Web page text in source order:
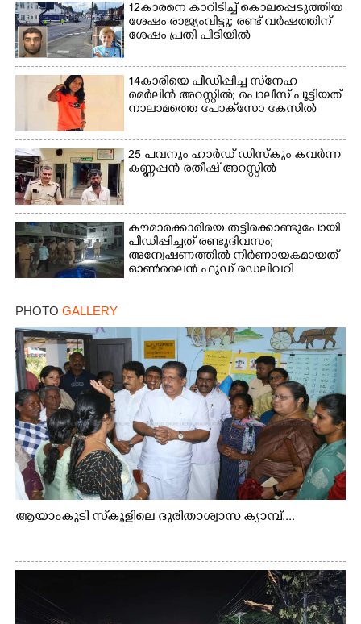
12കാരനെ കാറിടിച്ച് കൊലപ്പെടുത്തിയ
ശേഷം രാജ്യംവിട്ടു; രണ്ട് വർഷത്തിന്
ശേഷം പ്രതി പിടിയിൽ
14കാരിയെ പീഡിപ്പിച്ച സ്‌നേഹ
മെർലിൻ അറസ്റ്റിൽ; പൊലീസ് പൂട്ടിയത്
നാലാമത്തെ പോക്‌സോ കേസിൽ
25 പവനും ഹാർഡ് ഡിസ്കും കവർന്ന
കണ്ണപ്പൻ രതീഷ് അറസ്റ്റിൽ
കൗമാരക്കാരിയെ തട്ടിക്കൊണ്ടുപോയി
പീഡിപ്പിച്ചത് രണ്ടുദിവസം;
അന്വേഷണത്തിൽ നിർണായകമായത്
ഓൺലൈൻ ഫുഡ് ഡെലിവറി
PHOTO GALLERY
ആയാംകുടി സ്‌കൂളിലെ ദുരിതാശ്വാസ ക്യാമ്പ്....